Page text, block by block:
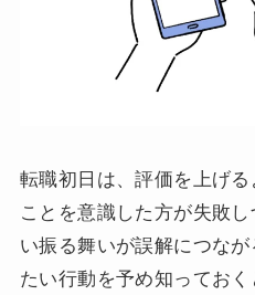
転職初日は、評価を上げ
ことを意識した方が失敗
い振る舞いが誤解につな
たい行動を予め知っておく